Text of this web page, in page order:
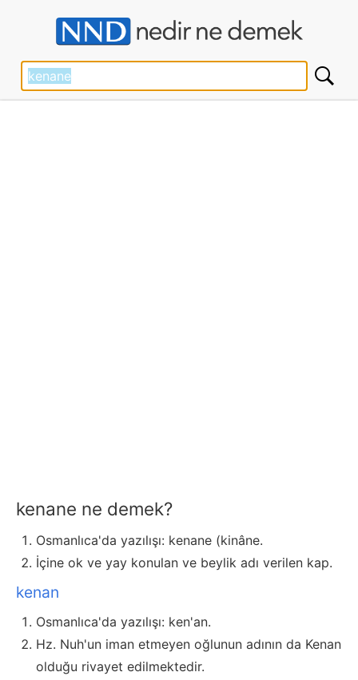
kenane ne demek?
Osmanlıca'da yazılışı: kenane (kinâne.
İçine ok ve yay konulan ve beylik adı verilen kap.
kenan
Osmanlıca'da yazılışı: ken'an.
Hz. Nuh'un iman etmeyen oğlunun adının da Kenan
olduğu rivayet edilmektedir.